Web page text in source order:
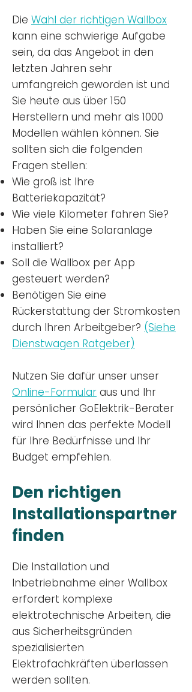
Die Wahl der richtigen Wallbox
kann eine schwierige Aufgabe
sein, da das Angebot in den
letzten Jahren sehr
umfangreich geworden ist und
Sie heute aus über 150
Herstellern und mehr als 1000
Modellen wählen können. Sie
sollten sich die folgenden
Fragen stellen:
Wie groß ist Ihre
Batteriekapazität?
Wie viele Kilometer fahren Sie?
Haben Sie eine Solaranlage
installiert?
Soll die Wallbox per App
gesteuert werden?
Benötigen Sie eine
Rückerstattung der Stromkosten
durch Ihren Arbeitgeber? (Siehe
Dienstwagen Ratgeber)
Nutzen Sie dafür unser unser
Online-Formular aus und Ihr
persönlicher GoElektrik-Berater
wird Ihnen das perfekte Modell
für Ihre Bedürfnisse und Ihr
Budget empfehlen.
Den richtigen
Installationspartner
finden
Die Installation und
Inbetriebnahme einer Wallbox
erfordert komplexe
elektrotechnische Arbeiten, die
aus Sicherheitsgründen
spezialisierten
Elektrofachkräften überlassen
werden sollten.